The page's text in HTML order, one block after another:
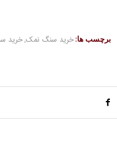
برچسب ها:خرید سنگ نمک,خرید